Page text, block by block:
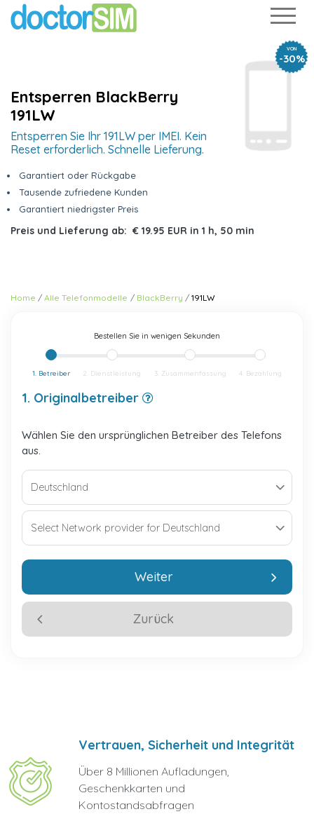
VON
-30%
Entsperren BlackBerry
191LW
Entsperren Sie Ihr 191LW per IMEI. Kein
Reset erforderlich. Schnelle Lieferung.
Garantiert oder Rückgabe
Tausende zufriedene Kunden
Garantiert niedrigster Preis
Preis und Lieferung ab: € 19.95 EUR in 1 h, 50 min
Home Alle Telefonmodelle BlackBerry 191LW
Bestellen Sie in wenigen Sekunden
1. Betreiber 2. Dienstleistung 3. Zusammenfassung 4. Bezahlung
1. Originalbetreiber
Wählen Sie den ursprünglichen Betreiber des Telefons
aus.
Zurück
Weiter
Vertrauen, Sicherheit und Integrität
Über 8 Millionen Aufladungen,
Geschenkkarten und
Kontostandsabfragen